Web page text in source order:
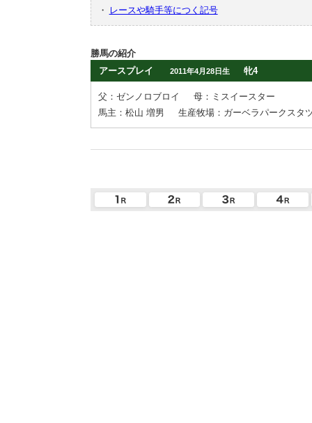
・
レースや騎手等につく記号
勝馬の紹介
アースプレイ
2011年4月28日生 牝4
父：ゼンノロブロイ
母：ミスイースター
馬主：松山 増男
生産牧場：ガーベラパークスタ